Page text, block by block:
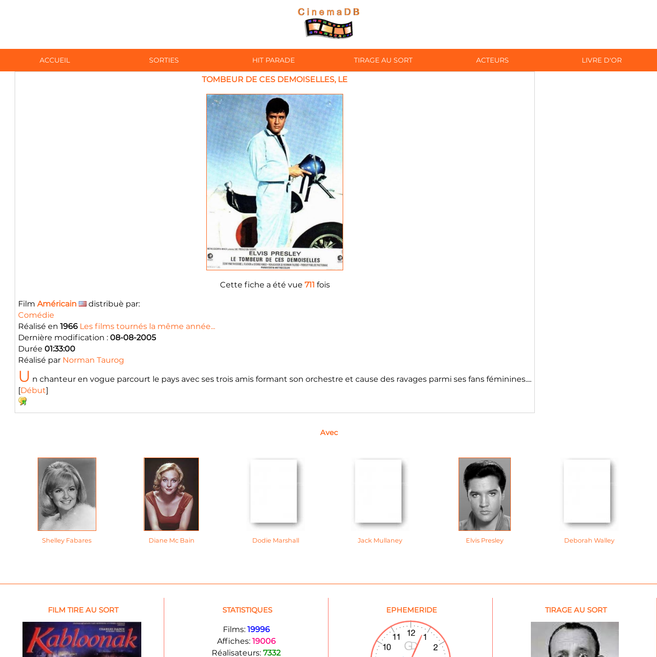
ACCUEIL SORTIES HIT PARADE TIRAGE AU SORT ACTEURS LIVRE D'OR
TOMBEUR DE CES DEMOISELLES, LE
Cette fiche a été vue 711 fois
Film Américain
distribuè par:
Comédie
Réalisé en 1966 Les films tournés la même année...
Dernière modification : 08-08-2005
Durée 01:33:00
Réalisé par Norman Taurog
U n chanteur en vogue parcourt le pays avec ses trois amis formant son orchestre et cause des ravages parmi ses fans féminines....
[Début]
Avec
Shelley Fabares Diane Mc Bain Dodie Marshall Jack Mullaney Elvis Presley Deborah Walley
FILM TIRE AU SORT STATISTIQUES
Films: 19996
Affiches: 19006
Réalisateurs: 7332
EPHEMERIDE TIRAGE AU SORT